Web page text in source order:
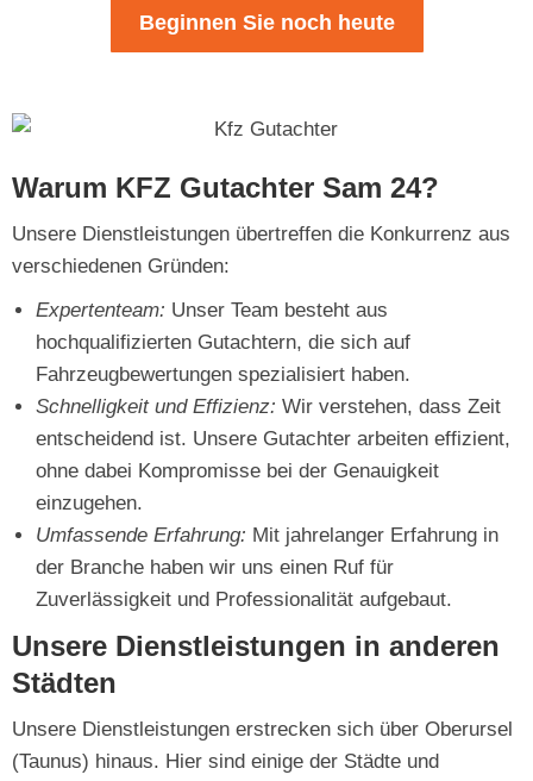
Beginnen Sie noch heute
Warum KFZ Gutachter Sam 24?
Unsere Dienstleistungen übertreffen die Konkurrenz aus
verschiedenen Gründen:
Expertenteam: Unser Team besteht aus
hochqualifizierten Gutachtern, die sich auf
Fahrzeugbewertungen spezialisiert haben.
Schnelligkeit und Effizienz: Wir verstehen, dass Zeit
entscheidend ist. Unsere Gutachter arbeiten effizient,
ohne dabei Kompromisse bei der Genauigkeit
einzugehen.
Umfassende Erfahrung: Mit jahrelanger Erfahrung in
der Branche haben wir uns einen Ruf für
Zuverlässigkeit und Professionalität aufgebaut.
Unsere Dienstleistungen in anderen
Städten
Unsere Dienstleistungen erstrecken sich über Oberursel
(Taunus) hinaus. Hier sind einige der Städte und